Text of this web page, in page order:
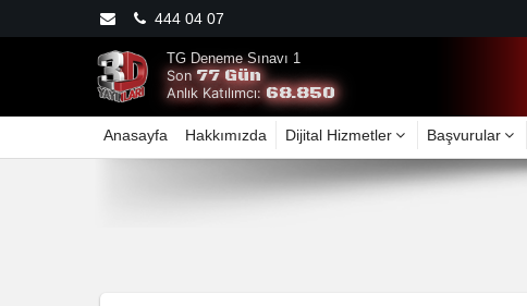
444 04 07
TG Deneme Sınavı 1
Son 77 Gün
Anlık Katılımcı:68.850
Anasayfa Hakkımızda Dijital Hizmetler Başvurular